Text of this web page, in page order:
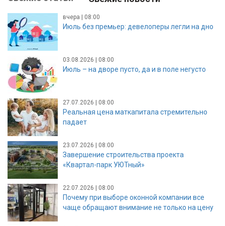
вчера | 08:00
Июль без премьер: девелоперы легли на дно
03.08.2026 | 08:00
Июль – на дворе пусто, да и в поле негусто
27.07.2026 | 08:00
Реальная цена маткапитала стремительно
падает
23.07.2026 | 08:00
Завершение строительства проекта
«Квартал-парк УЮТный»
22.07.2026 | 08:00
Почему при выборе оконной компании все
чаще обращают внимание не только на цену